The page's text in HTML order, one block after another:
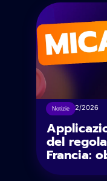
Notizie27/02/2026
del
Francia: